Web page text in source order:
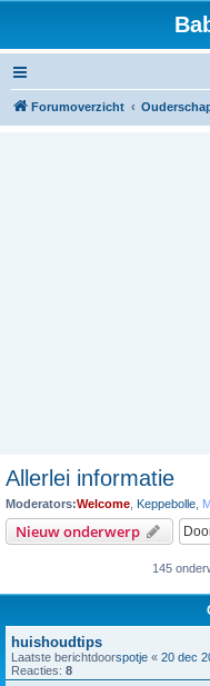
Forumoverzicht
Allerlei informatie
Moderators:Welcome Keppebolle
Nieuw onderwerp
145
huishoudtips
Laatste berichtdoorspotje « 20 dec
Reacties: 8